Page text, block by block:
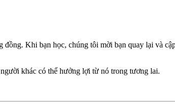
Khi bạn học, chúng tôi mời bạn quay lại và
khác có thể hưởng lợi từ nó trong tương lai.